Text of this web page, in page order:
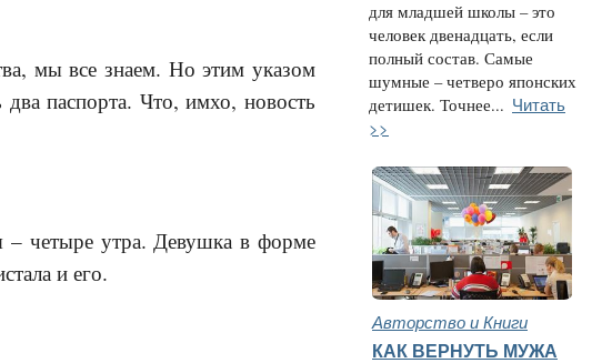
мы все знаем. Но этим указом
паспорта. Что, имхо, новость
– четыре утра. Девушка в форме
и его.
для младшей школы – это
человек двенадцать, если
полный состав. Самые
шумные – четверо японских
детишек. Точнее... Читать
>>
Авторство и Книги
КАК ВЕРНУТЬ МУЖА